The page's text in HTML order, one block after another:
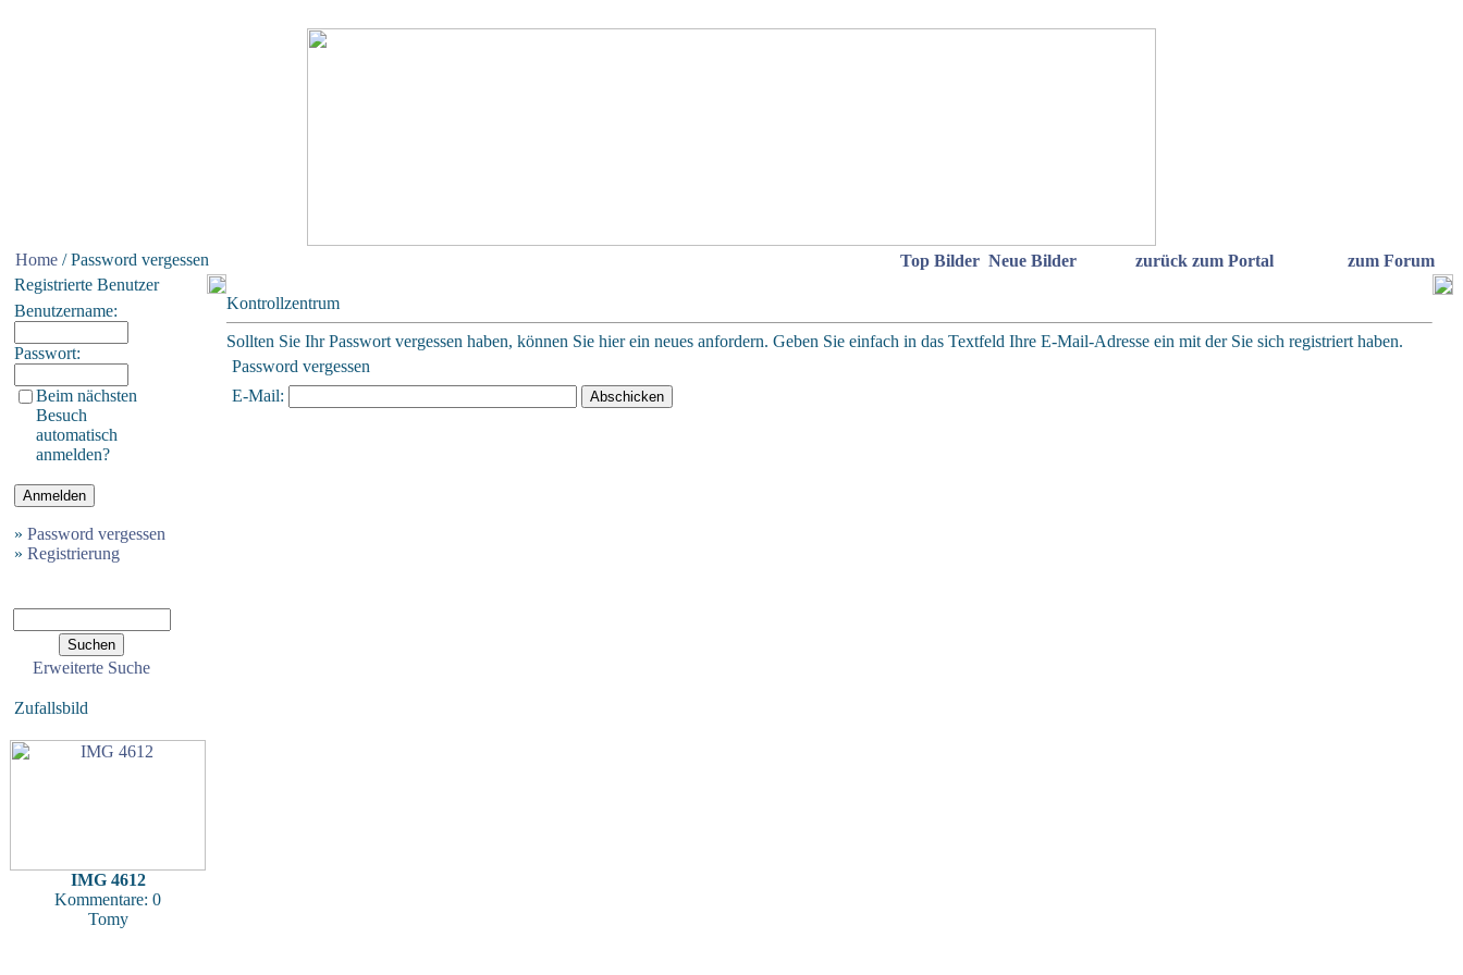
Home / Password vergessen Top Bilder Neue Bilder zurück zum Portal
zum Forum
Registrierte Benutzer
Benutzername:
Passwort:
Beim nächsten
Besuch
automatisch
anmelden?
» Password vergessen
» Registrierung
Erweiterte Suche
Zufallsbild
IMG 4612
Kommentare: 0
Tomy
Kontrollzentrum
Sollten Sie Ihr Passwort vergessen haben, können Sie hier ein neues anfordern. Geben Sie einfach in das Textfeld Ihre E-Mail-Adresse ein mit der Sie sich registriert haben.
Password vergessen
E-Mail: